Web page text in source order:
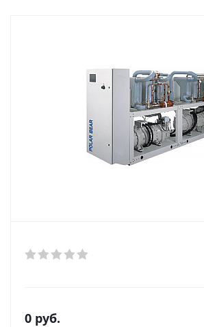
0 руб.